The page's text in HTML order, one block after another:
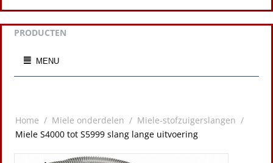
PRODUCTEN
MENU
Home / Miele onderdelen / Miele-stofzuigerslangen /
Miele S4000 tot S5999 slang lange uitvoering